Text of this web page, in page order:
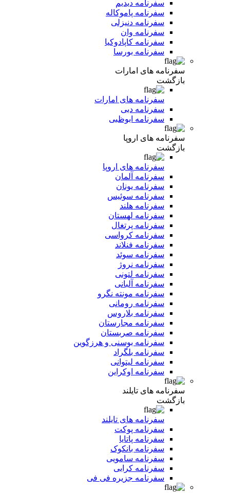
سفرنامه دیدیم
سفرنامه پاموکاله
سفرنامه دنیزلی
سفرنامه وان
سفرنامه کاپادوکیا
سفرنامه بورسا
سفرنامه های امارات
بازگشت
سفرنامه های امارات
سفرنامه دبی
سفرنامه ابوظبی
سفرنامه های اروپا
بازگشت
سفرنامه های اروپا
سفرنامه آلمان
سفرنامه یونان
سفرنامه سوئیس
سفرنامه هلند
سفرنامه لهستان
سفرنامه پرتغال
سفرنامه کرواسی
سفرنامه فنلاند
سفرنامه سوئد
سفرنامه نروژ
سفرنامه لتونی
سفرنامه آلبانی
سفرنامه مونته نگرو
سفرنامه رومانی
سفرنامه بلاروس
سفرنامه مجارستان
سفرنامه صربستان
سفرنامه بوسنی و هرزگوین
سفرنامه بلگراد
سفرنامه لیتوانی
سفرنامه اوکراین
سفرنامه های تایلند
بازگشت
سفرنامه های تایلند
سفرنامه پوکت
سفرنامه پاتایا
سفرنامه بانکوک
سفرنامه سامویی
سفرنامه کرابی
سفرنامه جزیره فی فی